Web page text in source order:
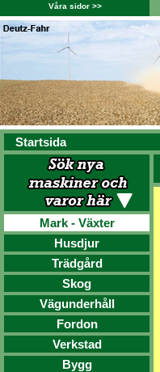
Våra sidor >>
Startsida
Mark - Växter
Husdjur
Trädgård
Skog
Vägunderhåll
Fordon
Verkstad
Bygg